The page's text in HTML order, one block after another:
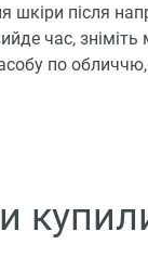
шкіри після
час,
по